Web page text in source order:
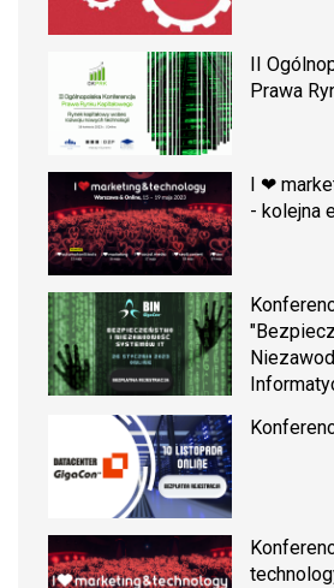
II
Prawa
I ❤
- kolejna